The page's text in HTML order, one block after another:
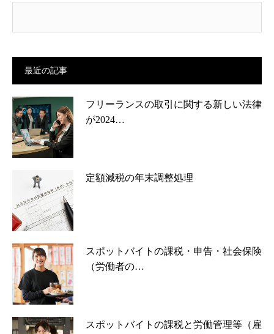
最近の記事
フリーランスの取引に関する新しい法律
が2024…
定額減税の年末調整処理
スポットバイトの課税・申告・社会保険
（労働者の…
スポットバイトの課税と労働管理等（雇